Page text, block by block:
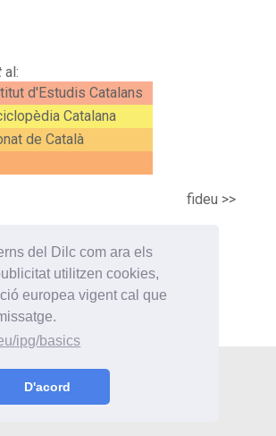
del Dilc com ara els
utilitzen cookies,
europea vigent cal que
ipg/basics
D'acord
al:
d'Estudis Catalans
Catalana
de Català
fideu >>
Enllaços
© 2019 Oriol Vilaseca